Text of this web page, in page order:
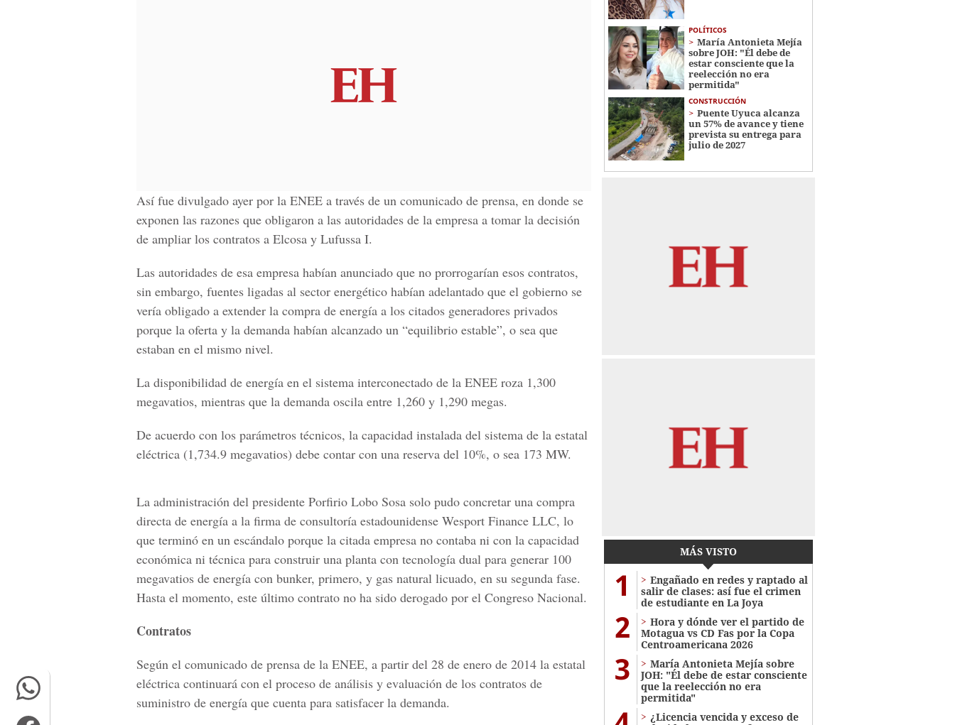
Así fue divulgado ayer por la ENEE a través de un comunicado de prensa, en donde se
exponen las razones que obligaron a las autoridades de la empresa a tomar la decisión
de ampliar los contratos a Elcosa y Lufussa I.
Las autoridades de esa empresa habían anunciado que no prorrogarían esos contratos,
sin embargo, fuentes ligadas al sector energético habían adelantado que el gobierno se
vería obligado a extender la compra de energía a los citados generadores privados
porque la oferta y la demanda habían alcanzado un “equilibrio estable”, o sea que
estaban en el mismo nivel.
La disponibilidad de energía en el sistema interconectado de la ENEE roza 1,300
megavatios, mientras que la demanda oscila entre 1,260 y 1,290 megas.
De acuerdo con los parámetros técnicos, la capacidad instalada del sistema de la estatal
eléctrica (1,734.9 megavatios) debe contar con una reserva del 10%, o sea 173 MW.
La administración del presidente Porfirio Lobo Sosa solo pudo concretar una compra
directa de energía a la firma de consultoría estadounidense Wesport Finance LLC, lo
que terminó en un escándalo porque la citada empresa no contaba ni con la capacidad
económica ni técnica para construir una planta con tecnología dual para generar 100
megavatios de energía con bunker, primero, y gas natural licuado, en su segunda fase.
Hasta el momento, este último contrato no ha sido derogado por el Congreso Nacional.
Contratos
Según el comunicado de prensa de la ENEE, a partir del 28 de enero de 2014 la estatal
eléctrica continuará con el proceso de análisis y evaluación de los contratos de
suministro de energía que cuenta para satisfacer la demanda.
POLÍTICOS
María Antonieta Mejía
sobre JOH: "Él debe de
estar consciente que la
reelección no era
permitida"
CONSTRUCCIÓN
Puente Uyuca alcanza
un 57% de avance y tiene
prevista su entrega para
julio de 2027
MÁS VISTO
1
Engañado en redes y raptado al
salir de clases: así fue el crimen
de estudiante en La Joya
2
Hora y dónde ver el partido de
Motagua vs CD Fas por la Copa
Centroamericana 2026
3
María Antonieta Mejía sobre
JOH: "Él debe de estar consciente
que la reelección no era
permitida"
¿Licencia vencida y exceso de